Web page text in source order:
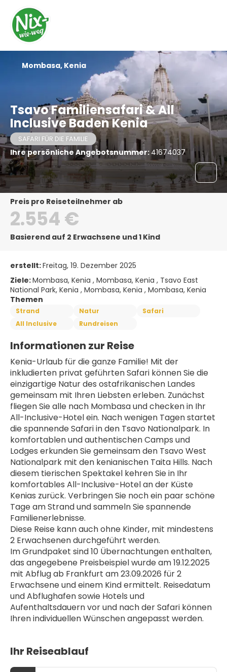
Tsavo Familiensafari & All
Inclusive Baden Kenia
SAFARI FÜR DIE FAMILIE
Ihre persönliche Angebotsnummer: 41674037
Mombasa, Kenia
Preis pro Reiseteilnehmer ab
2.554 €
Basierend auf 2 Erwachsene und 1 Kind
erstellt:Freitag, 19. Dezember 2025
Ziele:Mombasa, Kenia , Mombasa, Kenia , Tsavo East
National Park, Kenia , Mombasa, Kenia , Mombasa, Kenia
Themen
Strand Natur
Safari
All Inclusive
Rundreisen
Informationen zur Reise
Kenia-Urlaub für die ganze Familie! Mit der
inkludierten privat geführten Safari können Sie die
einzigartige Natur des ostafrikanischen Landes
gemeinsam mit Ihren Liebsten erleben. Zunächst
fliegen Sie alle nach Mombasa und checken in Ihr
All-Inclusive-Hotel ein. Nach wenigen Tagen startet
die spannende Safari in den Tsavo Nationalpark. In
komfortablen und authentischen Camps und
Lodges erkunden Sie gemeinsam den Tsavo West
Nationalpark mit den kenianischen Taita Hills. Nach
diesem tierischen Spektakel kehren Sie in Ihr
komfortables All-Inclusive-Hotel an der Küste
Kenias zurück. Verbringen Sie noch ein paar schöne
Tage am Strand und sammeln Sie spannende
Familienerlebnisse.
Diese Reise kann auch ohne Kinder, mit mindestens
2 Erwachsenen durchgeführt werden.
Im Grundpaket sind 10 Übernachtungen enthalten,
das angegebene Preisbeispiel wurde am 19.12.2025
mit Abflug ab Frankfurt am 23.09.2026 für 2
Erwachsene und einem Kind ermittelt. Reisedatum
und Abflughafen sowie Hotels und
Aufenthaltsdauern vor und nach der Safari können
Ihren individuellen Wünschen angepasst werden.
Ihr Reiseablauf